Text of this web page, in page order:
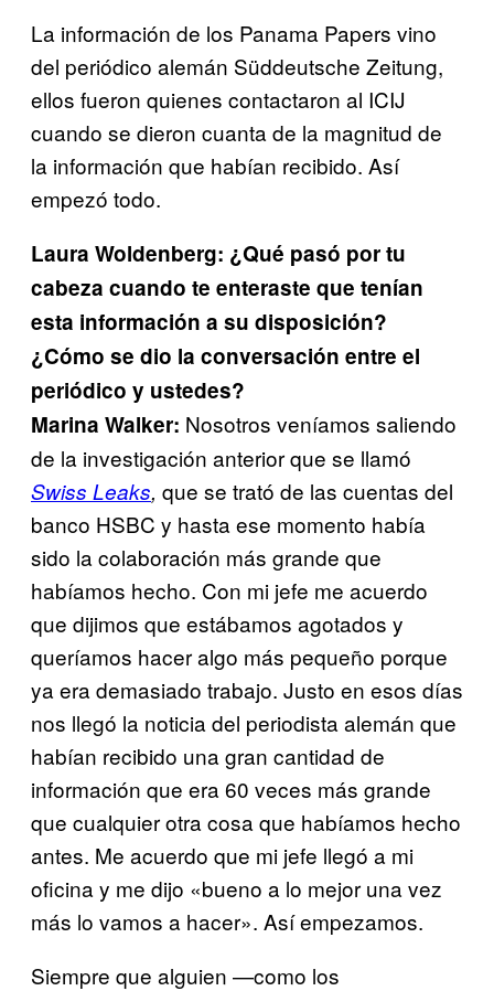
La información de los Panama Papers vino
del periódico alemán Süddeutsche Zeitung,
ellos fueron quienes contactaron al ICIJ
cuando se dieron cuanta de la magnitud de
la información que habían recibido. Así
empezó todo.
Laura Woldenberg: ¿Qué pasó por tu
cabeza cuando te enteraste que tenían
esta información a su disposición?
¿Cómo se dio la conversación entre el
periódico y ustedes?
Marina Walker: Nosotros veníamos saliendo
de la investigación anterior que se llamó
Swiss Leaks, que se trató de las cuentas del
banco HSBC y hasta ese momento había
sido la colaboración más grande que
habíamos hecho. Con mi jefe me acuerdo
que dijimos que estábamos agotados y
queríamos hacer algo más pequeño porque
ya era demasiado trabajo. Justo en esos días
nos llegó la noticia del periodista alemán que
habían recibido una gran cantidad de
información que era 60 veces más grande
que cualquier otra cosa que habíamos hecho
antes. Me acuerdo que mi jefe llegó a mi
oficina y me dijo «bueno a lo mejor una vez
más lo vamos a hacer». Así empezamos.
Siempre que alguien —como los